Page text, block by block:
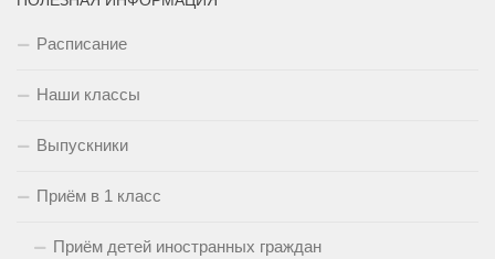
Расписание
Наши классы
Выпускники
Приём в 1 класс
Приём детей иностранных граждан